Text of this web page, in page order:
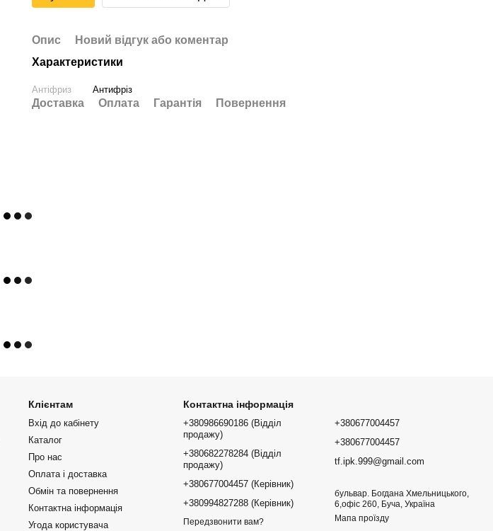
Опис
Новий відгук або коментар
Характеристики
Антіфриз Антифріз
Доставка Оплата Гарантія Повернення
Клієнтам
Вхід до кабінету
Каталог
Про нас
Оплата і доставка
Обмін та повернення
Контактна інформація
Угода користувача
Контактна інформація
+380986690186 (Відділ
продажу)
+380682278284 (Відділ
продажу)
+380677004457 (Керівник)
+380994827288 (Керівник)
Передзвонити вам?
+380677004457
+380677004457
tf.ipk.999@gmail.com
бульвар. Богдана Хмельницького,
6,офіс 260, Буча, Україна
Мапа проїзду